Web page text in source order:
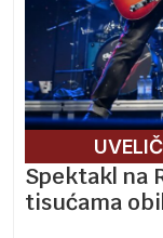
Spektakl na
tisućama